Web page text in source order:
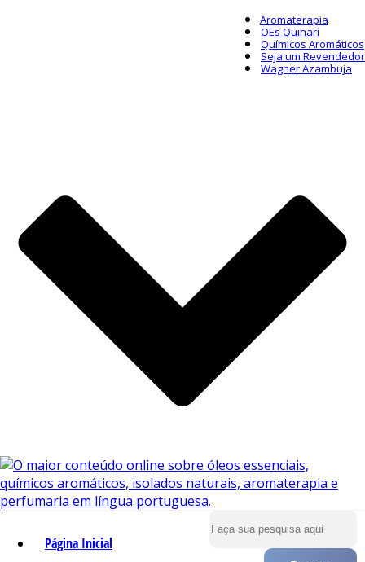
Aromaterapia
OEs Quinarí
Químicos Aromáticos
Seja um Revendedor
Wagner Azambuja
Página Inicial